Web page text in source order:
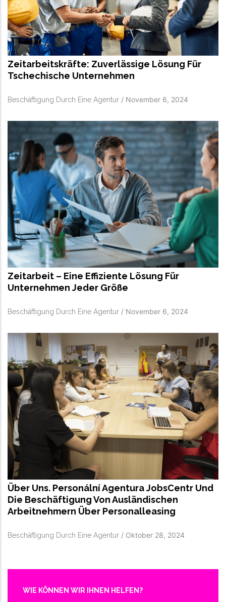
Zeitarbeitskräfte: Zuverlässige Lösung Für
Tschechische Unternehmen
Beschäftigung Durch Eine Agentur / November 6, 2024
Zeitarbeit – Eine Effiziente Lösung Für
Unternehmen Jeder Größe
Beschäftigung Durch Eine Agentur / November 6, 2024
Über Uns. Personální Agentura JobsCentr Und
Die Beschäftigung Von Ausländischen
Arbeitnehmern Über Personalleasing
Beschäftigung Durch Eine Agentur / Oktober 28, 2024
WIE KÖNNEN WIR IHNEN HELFEN?